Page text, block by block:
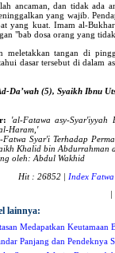
ancaman, dan tidak ada
yang wajib.
yang kuat. Imam al-
"bab dosa orang yang
meletakkan tangan di
dasar tersebut di dalam
Da’wah (5), Syaikh Ibnu
'al-Fatawa asy-
Haram,'
Fatwa Syar'i Terhadap
Khalid bin Abdurrahman
oleh: Abdul Wakhid
Hit : 26852 | Index Fatwa
lainnya:
Medapatkan Keutamaan
Panjang dan Pendeknya